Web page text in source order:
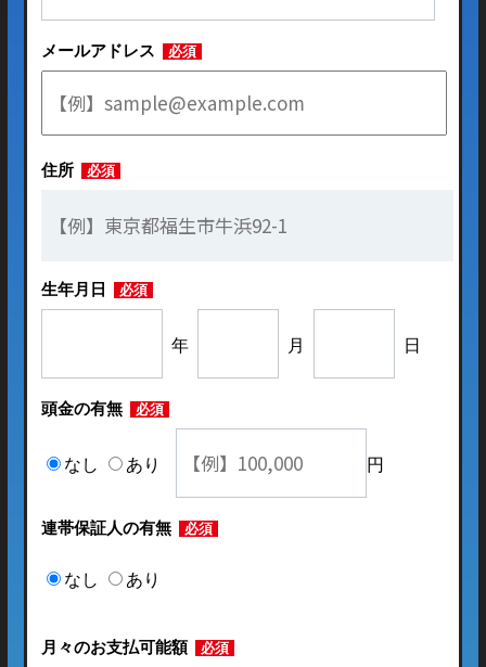
メールアドレス 必須
住所 必須
生年月日 必須
年 月 日
頭金の有無 必須
なし あり 円
連帯保証人の有無 必須
なし あり
月々のお支払可能額 必須